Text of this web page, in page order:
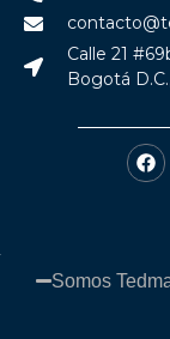
Calle 21
Bogotá
Somos